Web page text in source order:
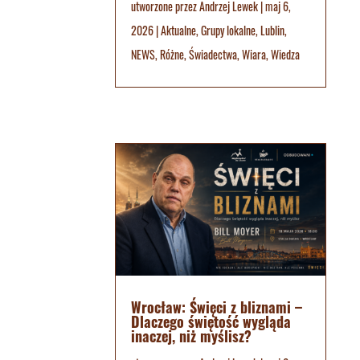
utworzone przezAndrzej Lewek|maj 6,
2026|Aktualne,Grupy lokalne,Lublin,
NEWS,Różne,Świadectwa,Wiara,Wiedza
Wrocław: Święci z bliznami –
Dlaczego świętość wygląda
inaczej, niż myślisz?